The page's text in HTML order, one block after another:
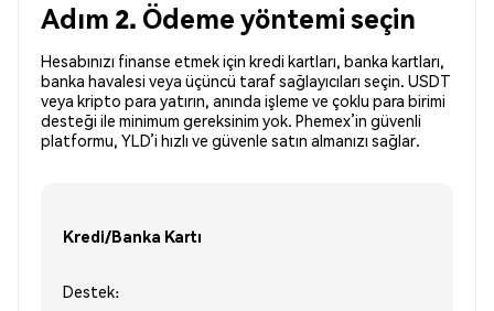
Adım 2. Ödeme yöntemi seçin
Hesabınızı finanse etmek için kredi kartları, banka kartları,
banka havalesi veya üçüncü taraf sağlayıcıları seçin. USDT
veya kripto para yatırın, anında işleme ve çoklu para birimi
desteği ile minimum gereksinim yok. Phemex’in güvenli
platformu, YLD’i hızlı ve güvenle satın almanızı sağlar.
Kredi/Banka Kartı
Destek: